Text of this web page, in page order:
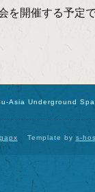
を開催する予定で
Asia Underground
Template by s-